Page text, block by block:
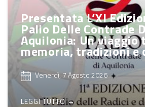
Presentata L’XI
Palio Delle Contrade
Aquilonia: Un viaggio
memoria, tradizioni e
Venerdì, 7 Agosto 2026
LEGGI TUTTO →